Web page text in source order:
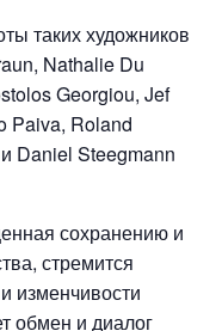
таких художников
Nathalie Du
Georgiou, Jef
Paiva, Roland
Daniel Steegmann
сохранению и
стремится
изменчивости
обмен и диалог